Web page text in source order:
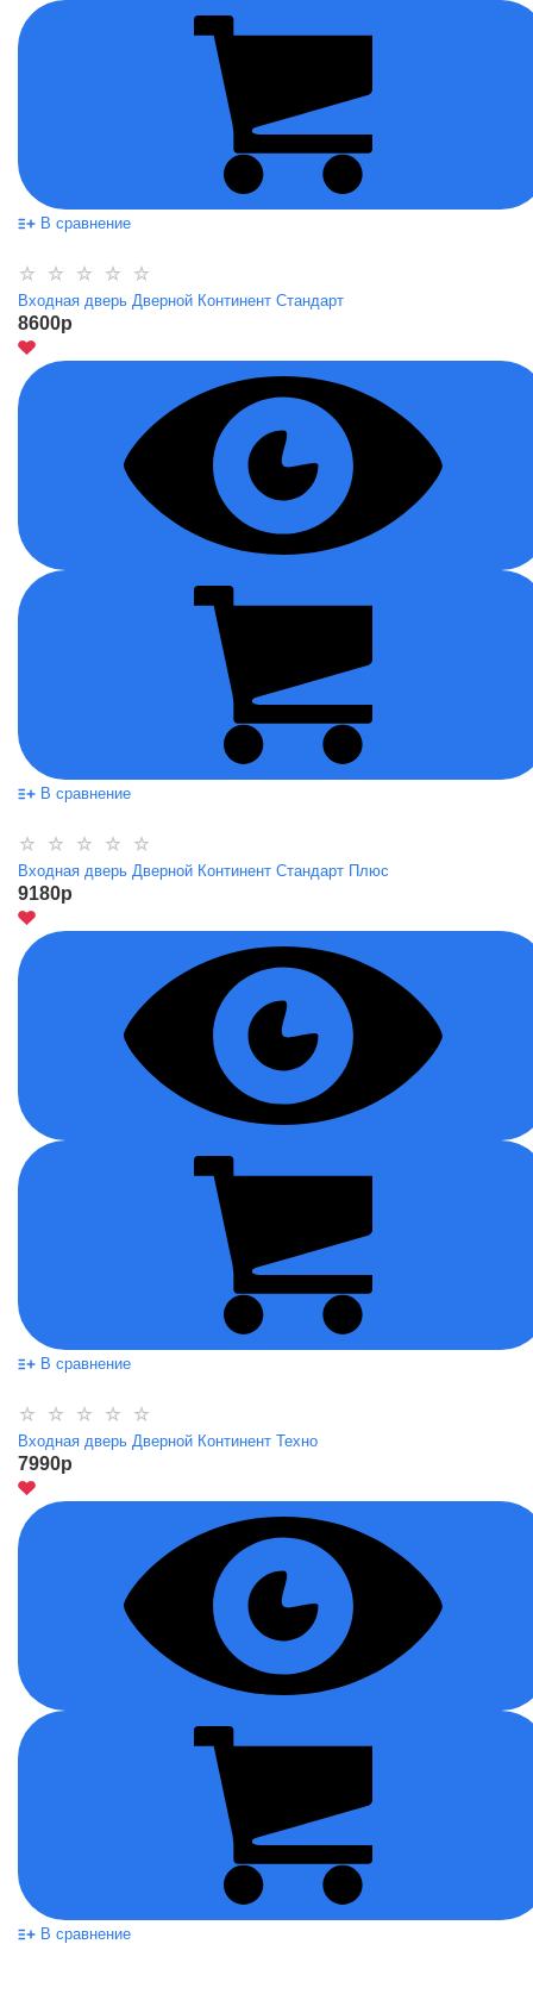
В сравнение
Входная дверь Дверной Континент Стандарт
8600p
В сравнение
Входная дверь Дверной Континент Стандарт Плюс
9180p
В сравнение
Входная дверь Дверной Континент Техно
7990p
В сравнение